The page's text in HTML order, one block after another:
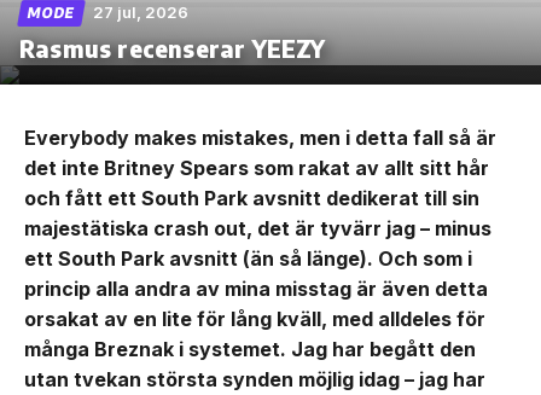
MODE 27 jul, 2026
Rasmus recenserar YEEZY
Everybody makes mistakes, men i detta fall så är
det inte Britney Spears som rakat av allt sitt hår
och fått ett South Park avsnitt dedikerat till sin
majestätiska crash out, det är tyvärr jag – minus
ett South Park avsnitt (än så länge). Och som i
princip alla andra av mina misstag är även detta
orsakat av en lite för lång kväll, med alldeles för
många Breznak i systemet. Jag har begått den
utan tvekan största synden möjlig idag – jag har